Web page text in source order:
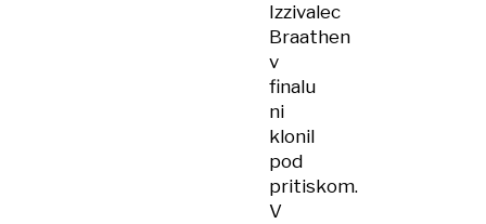
Izzivalec
Braathen
v
finalu
ni
klonil
pod
pritiskom.
V